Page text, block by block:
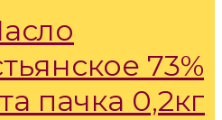
73%
пачка 0,2кг